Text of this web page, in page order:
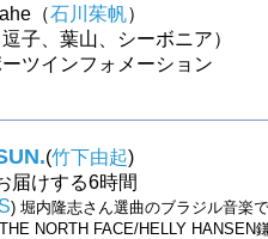
（石川茱帆）
子、葉山、シーボニア）
ツインフォメーション
(竹下由起)
届けする6時間
) 堀内隆志さん選曲のブラジル音楽
NORTH FACE/HELLY HANSEN